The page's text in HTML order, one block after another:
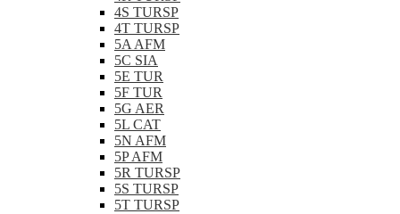
4S TURSP
4T TURSP
5A AFM
5C SIA
5E TUR
5F TUR
5G AER
5L CAT
5N AFM
5P AFM
5R TURSP
5S TURSP
5T TURSP